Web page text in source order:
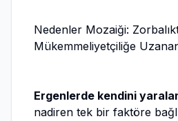
Nedenler Mozaiği:
Mükemmeliyetçiliğe
Ergenlerde kendini
nadiren tek bir faktöre